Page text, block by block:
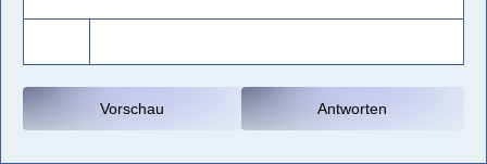
Antworten
Vorschau